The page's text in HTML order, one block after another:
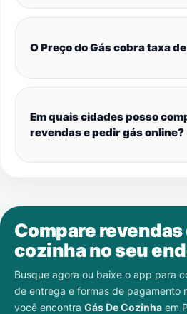
O Preço do Gás cobra taxa
Em quais cidades posso
revendas e pedir gás online?
Compare revendas
cozinha no seu
Busque agora ou baixe o app para
de entrega e formas de pagamento
você encontra Gás De Cozinha em